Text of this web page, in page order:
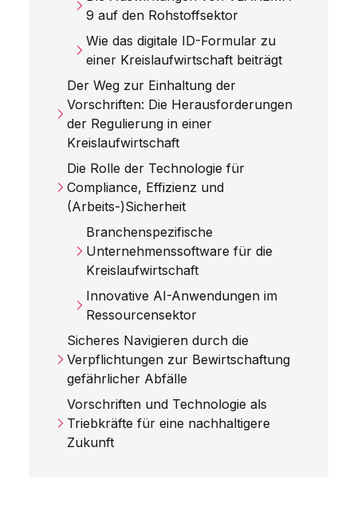
9 auf den Rohstoffsektor
Wie das digitale ID-Formular zu
einer Kreislaufwirtschaft beiträgt
Der Weg zur Einhaltung der
Vorschriften: Die Herausforderungen
der Regulierung in einer
Kreislaufwirtschaft
Die Rolle der Technologie für
Compliance, Effizienz und
(Arbeits-)Sicherheit
Branchenspezifische
Unternehmenssoftware für die
Kreislaufwirtschaft
Innovative AI-Anwendungen im
Ressourcensektor
Sicheres Navigieren durch die
Verpflichtungen zur Bewirtschaftung
gefährlicher Abfälle
Vorschriften und Technologie als
Triebkräfte für eine nachhaltigere
Zukunft